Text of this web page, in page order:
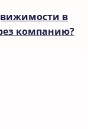
в
компанию?